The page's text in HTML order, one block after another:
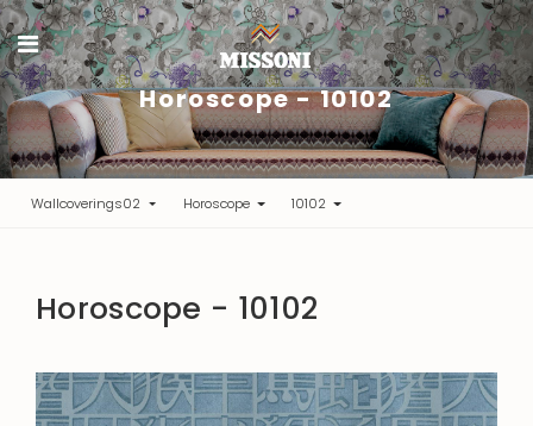
Horoscope - 10102
Wallcoverings02 Horoscope 10102
Horoscope - 10102